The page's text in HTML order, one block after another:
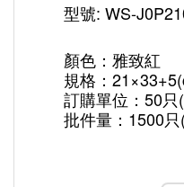
型號: WS-
顏色：雅致紅
規格：
訂購單位：50只
批件量：1500